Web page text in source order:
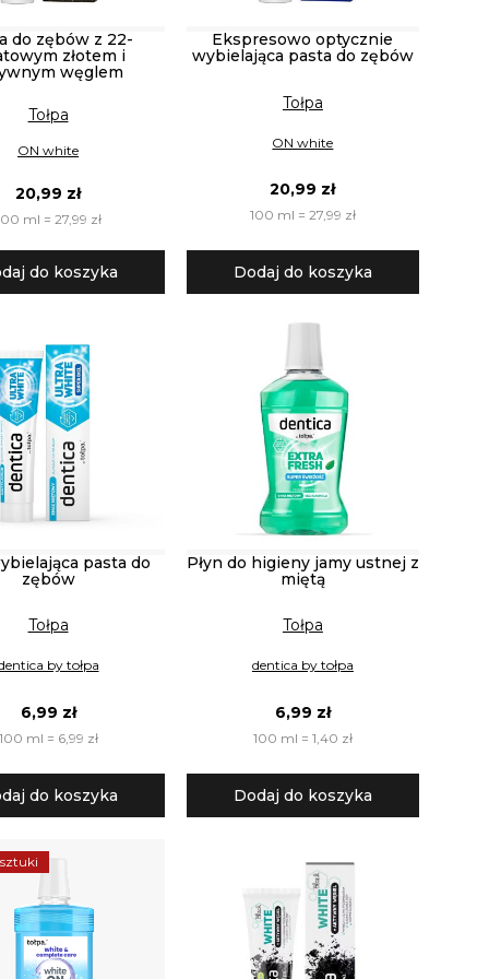
do zębów z 22-
złotem i
węglem
Tołpa
ON white
20,99 zł
ml = 27,99 zł
do koszyka
Ekspresowo optycznie
wybielająca pasta do zębów
Tołpa
ON white
20,99 zł
100 ml = 27,99 zł
Dodaj do koszyka
pasta do
zębów
Tołpa
by tołpa
6,99 zł
ml = 6,99 zł
do koszyka
Płyn do higieny jamy ustnej z
miętą
Tołpa
dentica by tołpa
6,99 zł
100 ml = 1,40 zł
Dodaj do koszyka